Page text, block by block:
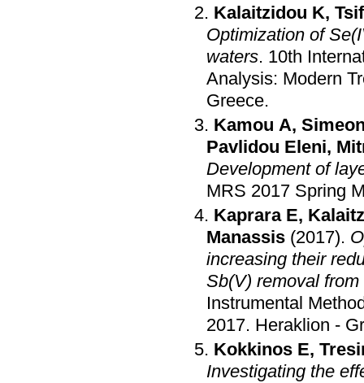
Kalaitzidou K,
Optimization of
waters. 10th
Analysis: Modern
Greece.
Kamou A,
Pavlidou Eleni,
Development of
MRS 2017 Spring
Kaprara E,
Manassis (2017).
increasing their
Sb(V) removal from
Instrumental
2017. Heraklion -
Kokkinos E,
Investigating the